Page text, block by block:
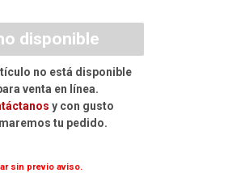
disponible
no está disponible
venta en línea.
y con gusto
tu pedido.
sin previo aviso.